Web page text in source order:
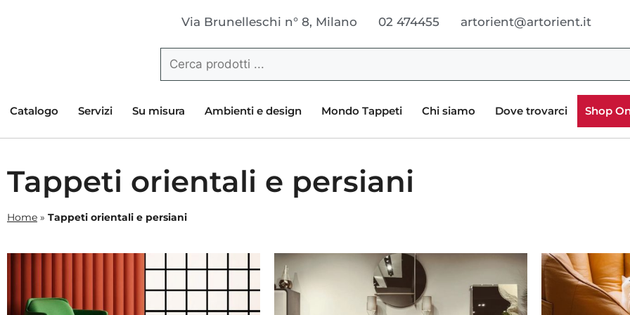
Via Brunelleschi n° 8, Milano 02 474455 artorient@artorient.it
Catalogo Servizi Su misura Ambienti e design Mondo Tappeti Chi siamo Dove trovarci Shop
Tappeti orientali e persiani
Home » Tappeti orientali e persiani